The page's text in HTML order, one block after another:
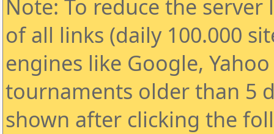
Note: To reduce the
of all links (daily 100.000
engines like Google,
tournaments older than 5
shown after clicking the